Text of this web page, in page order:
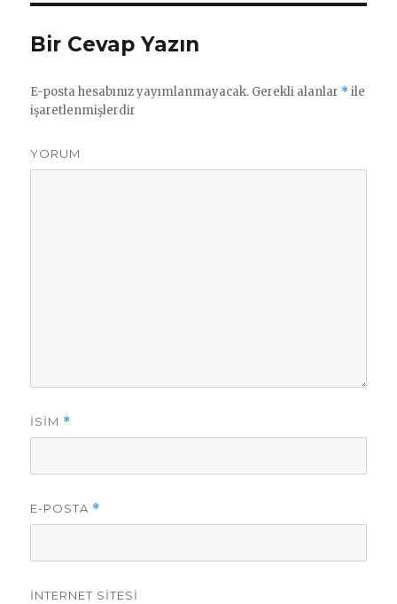
Bir Cevap Yazın
E-posta hesabınız yayımlanmayacak. Gerekli alanlar *ile
işaretlenmişlerdir
YORUM
İSIM *
E-POSTA *
İNTERNET SITESI